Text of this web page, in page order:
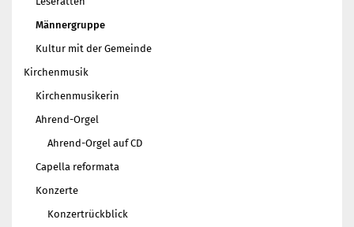
Gottesdienst
Veranstaltungen
Reisen
Jugend
Familiengottesdienst
Konfirmandenunterricht
Konfi-Rookies
Kinder- und Jugendfreizeiten
Ehrenamtliche Mitarbeit
Diakonie
Männergruppe
Kultur mit der Gemeinde
Kirchenmusik
Kirchenmusikerin
Ahrend-Orgel
Ahrend-Orgel auf CD
Capella reformata
Konzerte
Konzertrückblick